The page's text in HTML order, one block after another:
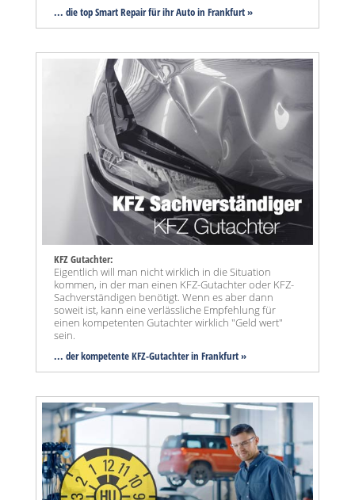
... die top Smart Repair für ihr Auto in Frankfurt »
KFZ Gutachter:
Eigentlich will man nicht wirklich in die Situation
kommen, in der man einen KFZ-Gutachter oder KFZ-
Sachverständigen benötigt. Wenn es aber dann
soweit ist, kann eine verlässliche Empfehlung für
einen kompetenten Gutachter wirklich "Geld wert"
sein.
... der kompetente KFZ-Gutachter in Frankfurt »